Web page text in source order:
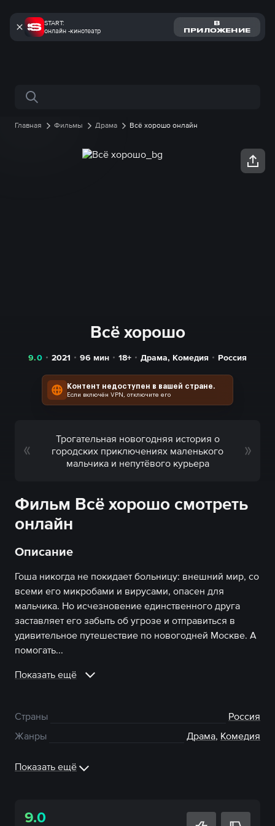
START:
онлайн -кинотеатр
В
ПРИЛОЖЕНИЕ
Поиск по сайту
Главная Фильмы Драма Всё хорошо онлайн
Всё хорошо
9.0 2021 96 мин 18+ Драма, Комедия Россия
Контент недоступен в вашей стране.
Если включён VPN, отключите его
Трогательная новогодняя история о
городских приключениях маленького
мальчика и непутёвого курьера
Фильм Всё хорошо смотреть
онлайн
Описание
Гоша никогда не покидает больницу: внешний мир, со
всеми его микробами и вирусами, опасен для
мальчика. Но исчезновение единственного друга
заставляет его забыть об угрозе и отправиться в
удивительное путешествие по новогодней Москве. А
помогать...
Показать ещё
Страны
Россия
Жанры
Драма, Комедия
Показать ещё
9.0